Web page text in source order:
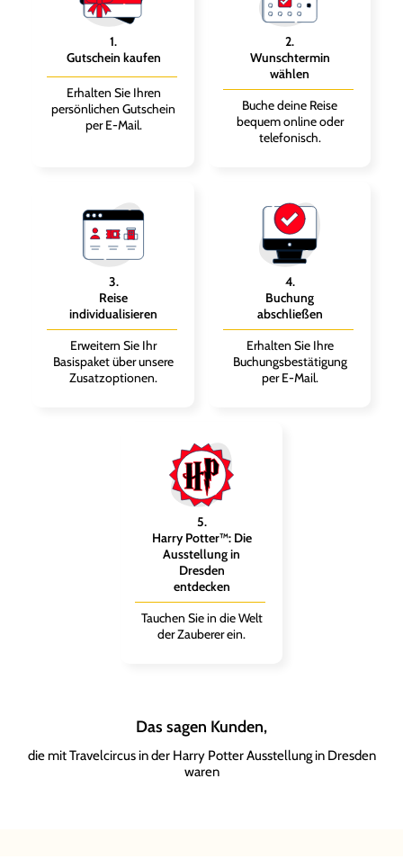
1.
Gutschein kaufen
Erhalten Sie Ihren
persönlichen Gutschein
per E-Mail.
2.
Wunschtermin
wählen
Buche deine Reise
bequem online oder
telefonisch.
3.
Reise
individualisieren
Erweitern Sie Ihr
Basispaket über unsere
Zusatzoptionen.
4.
Buchung
abschließen
Erhalten Sie Ihre
Buchungsbestätigung
per E-Mail.
5.
Harry Potter™: Die
Ausstellung in
Dresden
entdecken
Tauchen Sie in die Welt
der Zauberer ein.
Das sagen Kunden,
die mit Travelcircus in der Harry Potter Ausstellung in Dresden
waren